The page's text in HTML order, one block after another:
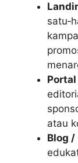
atau
Blog